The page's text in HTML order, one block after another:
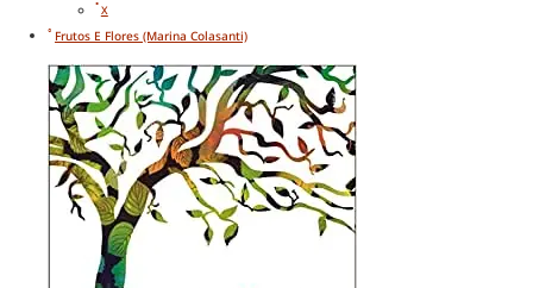
X
Frutos E Flores (Marina Colasanti)